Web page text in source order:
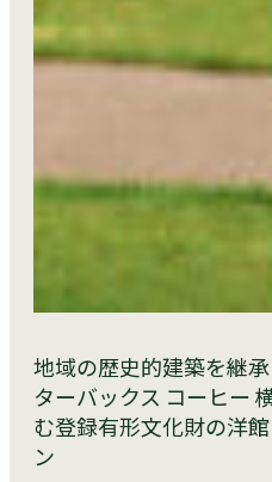
地域の歴史的建築を継
ターバックス コーヒー
む登録有形文化財の洋
ン